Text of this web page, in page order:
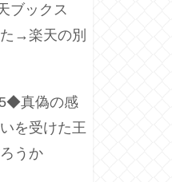
ブックス
た→楽天の別
真偽の感
を受けた王
うか